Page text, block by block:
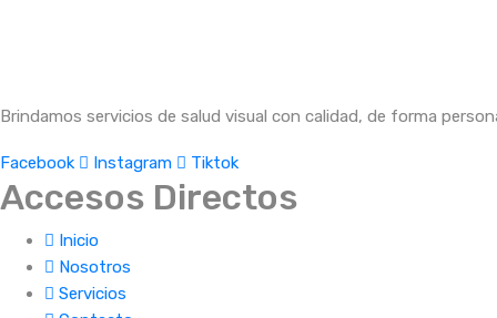
Brindamos servicios de salud visual con calidad, de forma
Facebook Instagram Tiktok
Accesos Directos
Inicio
Nosotros
Servicios